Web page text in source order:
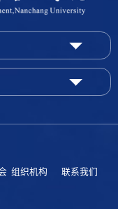
组织机构 联系我们